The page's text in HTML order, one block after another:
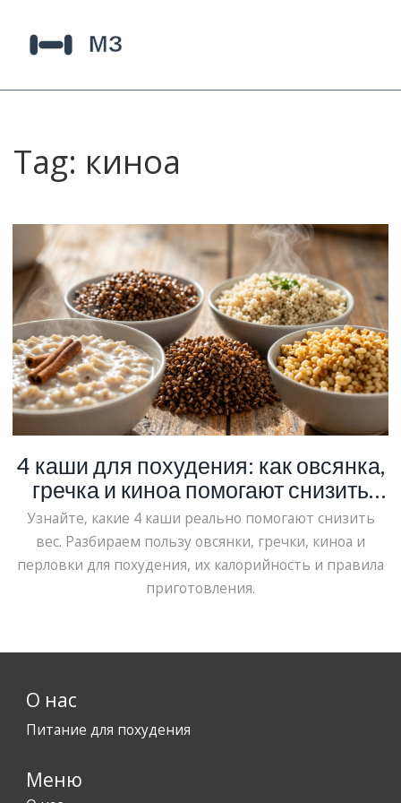
Tag: киноа
4 каши для похудения: как овсянка,
гречка и киноа помогают снизить
вес
Узнайте, какие 4 каши реально помогают снизить
вес. Разбираем пользу овсянки, гречки, киноа и
перловки для похудения, их калорийность и правила
приготовления.
О нас
Питание для похудения
Меню